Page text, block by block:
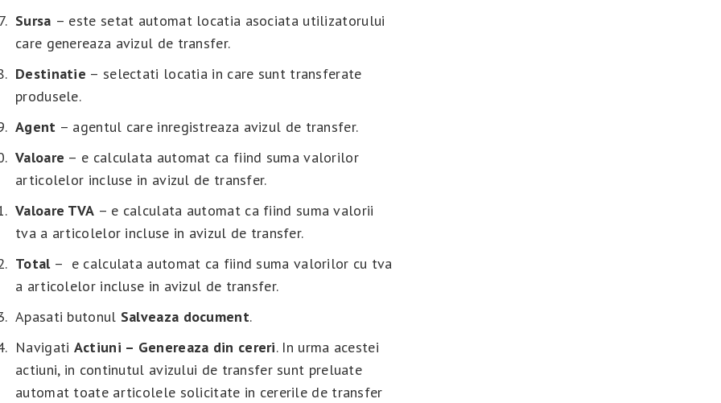
Sursa – este setat automat locatia asociata utilizatorului
care genereaza avizul de transfer.
Destinatie – selectati locatia in care sunt transferate
produsele.
Agent – agentul care inregistreaza avizul de transfer.
Valoare – e calculata automat ca fiind suma valorilor
articolelor incluse in avizul de transfer.
Valoare TVA – e calculata automat ca fiind suma valorii
tva a articolelor incluse in avizul de transfer.
Total– e calculata automat ca fiind suma valorilor cu tva
a articolelor incluse in avizul de transfer.
Apasati butonul Salveaza document.
Navigati Actiuni – Genereaza din cereri. In urma acestei
actiuni, in continutul avizului de transfer sunt preluate
automat toate articolele solicitate in cererile de transfer